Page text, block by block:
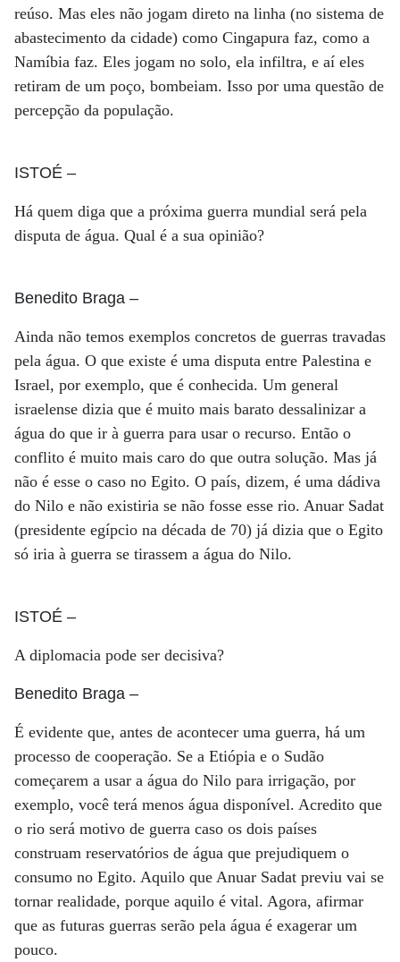
reúso. Mas eles não jogam direto na linha (no sistema de
abastecimento da cidade) como Cingapura faz, como a
Namíbia faz. Eles jogam no solo, ela infiltra, e aí eles
retiram de um poço, bombeiam. Isso por uma questão de
percepção da população.
ISTOÉ –
Há quem diga que a próxima guerra mundial será pela
disputa de água. Qual é a sua opinião?
Benedito Braga –
Ainda não temos exemplos concretos de guerras travadas
pela água. O que existe é uma disputa entre Palestina e
Israel, por exemplo, que é conhecida. Um general
israelense dizia que é muito mais barato dessalinizar a
água do que ir à guerra para usar o recurso. Então o
conflito é muito mais caro do que outra solução. Mas já
não é esse o caso no Egito. O país, dizem, é uma dádiva
do Nilo e não existiria se não fosse esse rio. Anuar Sadat
(presidente egípcio na década de 70) já dizia que o Egito
só iria à guerra se tirassem a água do Nilo.
ISTOÉ –
A diplomacia pode ser decisiva?
Benedito Braga –
É evidente que, antes de acontecer uma guerra, há um
processo de cooperação. Se a Etiópia e o Sudão
começarem a usar a água do Nilo para irrigação, por
exemplo, você terá menos água disponível. Acredito que
o rio será motivo de guerra caso os dois países
construam reservatórios de água que prejudiquem o
consumo no Egito. Aquilo que Anuar Sadat previu vai se
tornar realidade, porque aquilo é vital. Agora, afirmar
que as futuras guerras serão pela água é exagerar um
pouco.